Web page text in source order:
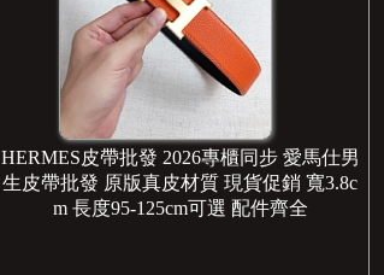
HERMES皮帶批發 2026專櫃同步 愛馬仕男
生皮帶批發 原版真皮材質 現貨促銷 寬3.8c
m 長度95-125cm可選 配件齊全